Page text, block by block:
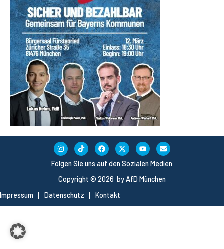
Copyright © 2026 by AfD München
Impressum
Datenschutz Kontakt
Folgen Sie uns auf den Sozialen Medien